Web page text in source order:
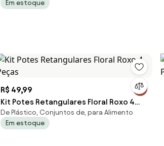
Em estoque
R$ 49,99
Kit Potes Retangulares Floral Roxo 4
Peças
De Plástico, Conjuntos de, para Alimento
Em estoque